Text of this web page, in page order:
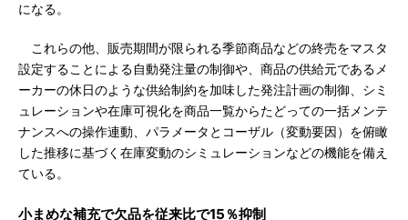
になる。
これらの他、販売期間が限られる季節商品などの終売をマスタ
設定することによる自動発注量の制御や、商品の供給元であるメ
ーカーの休日のような供給制約を加味した発注計画の制御、シミ
ュレーションや在庫可視化を商品一覧からたどっての一括メンテ
ナンスへの操作連動、パラメータとコーザル（変動要因）を俯瞰
した推移に基づく在庫変動のシミュレーションなどの機能を備え
ている。
小まめな補充で欠品を従来比で15％抑制